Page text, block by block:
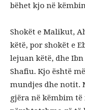
bëhet kjo në
Shokët e Malikut,
këtë, por shokët e
lejuan këtë, dhe
Shafiu. Kjo është
mundjes dhe notit.
gjëra në këmbim të